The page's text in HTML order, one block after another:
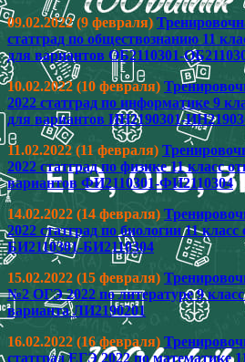
09.02.2022 (9 февраля)
статград по обществознанию 11
для вариантов ОБ2110301-
10.02.2022 (10 февраля)
2022 статград по информатике 9
для вариантов ИН2190301-
11.02.2022 (11 февраля)
2022 статград по физике 11 класс
вариантов ФИ2110301-ФИ2110304
14.02.2022 (14 февраля)
2022 статград по биологии 11
БИ2110301-БИ2110304
15.02.2022 (15 февраля)
№2 ОГЭ 2022 по литературе 9
варианта ЛИ2190201
16.02.2022 (16 февраля)
статград ЕГЭ 2022 по математике